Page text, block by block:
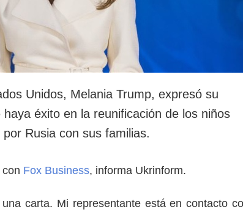
Unidos, Melania Trump, expresó su
éxito en la reunificación de los niños
Rusia con sus familias.
Fox Business, informa Ukrinform.
carta. Mi representante está en contacto